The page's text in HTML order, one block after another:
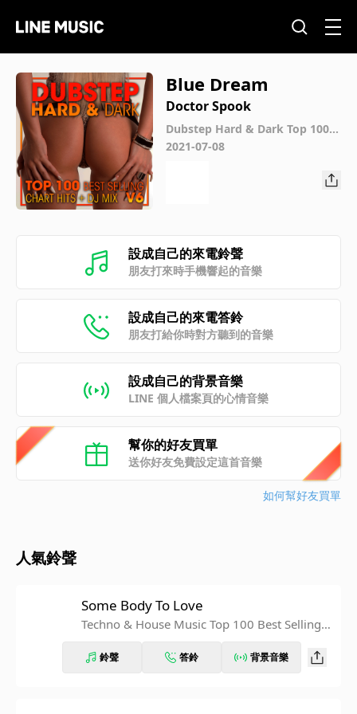
Blue Dream
Doctor Spook
Dubstep Hard & Dark Top 100 B
est Selling Chart Hits + DJ Mix V
2021-07-08
設成自己的來電鈴聲
朋友打來時手機響起的音樂
設成自己的來電答鈴
朋友打給你時對方聽到的音樂
設成自己的背景音樂
LINE 個人檔案頁的心情音樂
幫你的好友買單
送你好友免費設定這首音樂
如何幫好友買單
人氣鈴聲
Some Body To Love
Techno & House Music Top 100 Best Selling C
鈴聲 答鈴 背景音樂